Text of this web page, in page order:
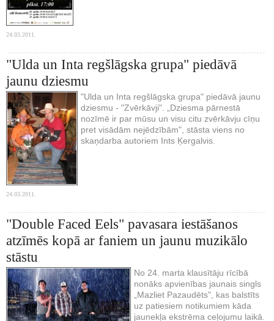
24.03.2011.
"Ulda un Inta regšlāgska grupa" piedāvā
jaunu dziesmu
"Ulda un Inta regšlāgska grupa" piedāvā jaunu
dziesmu - "Zvērkāvji". „Dziesma pārnestā
nozīmē ir par mūsu un visu citu zvērkāvju cīņu
pret visādām nejēdzībām", stāsta viens no
skaņdarba autoriem Ints Ķergalvis.
24.03.2011.
"Double Faced Eels" pavasara iestāšanos
atzīmēs kopā ar faniem un jaunu muzikālo
stāstu
No 24. marta klausītāju rīcībā
nonāks apvienības jaunais singls
„Mazliet Pazaudēts", kas balstīts
uz patiesiem notikumiem kāda
jaunekļa ekstrēma ceļojumu laikā.